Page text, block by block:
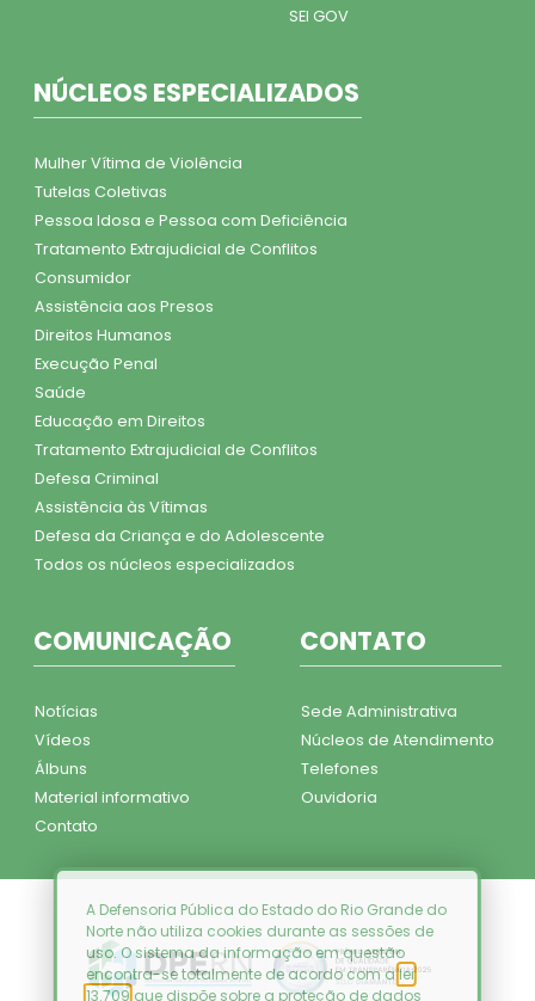
SEI GOV
NÚCLEOS ESPECIALIZADOS
Mulher Vítima de Violência
Tutelas Coletivas
Pessoa Idosa e Pessoa com Deficiência
Tratamento Extrajudicial de Conflitos
Consumidor
Assistência aos Presos
Direitos Humanos
Execução Penal
Saúde
Educação em Direitos
Tratamento Extrajudicial de Conflitos
Defesa Criminal
Assistência às Vítimas
Defesa da Criança e do Adolescente
Todos os núcleos especializados
COMUNICAÇÃO
Notícias
Vídeos
Álbuns
Material informativo
Contato
CONTATO
Sede Administrativa
Núcleos de Atendimento
Telefones
Ouvidoria
A Defensoria Pública do Estado do Rio Grande do
Norte não utiliza cookies durante as sessões de
uso. O sistema da informação em questão
encontra-se totalmente de acordo com alei
13.709 que dispõe sobre a proteção de dados